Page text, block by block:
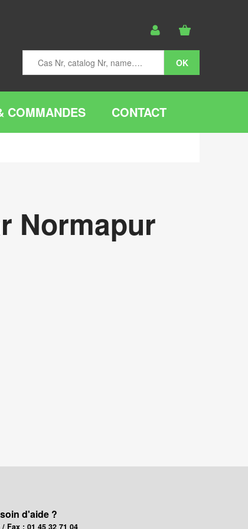
COMMANDES CONTACT
Normapur
d'aide ?
Fax : 01 45 32 71 04